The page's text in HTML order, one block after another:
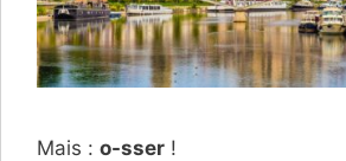
Mais : o-sser !